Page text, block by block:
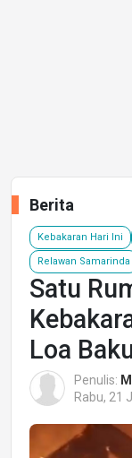
Berita
Kebakaran Hari Ini
Relawan Samarinda
Satu
Loa
Penulis:
Rabu, 21